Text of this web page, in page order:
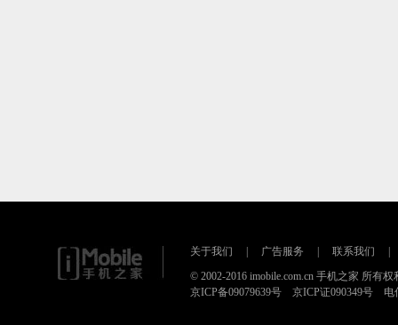
关于我们 广告服务 联系我们
© 2002-2016 imobile.com.cn 手机之家 所有权
京ICP备09079639号 京ICP证090349号 电